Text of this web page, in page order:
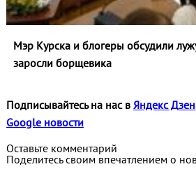
Мэр Курска и блогеры обсудили
заросли борщевика
Подписывайтесь на нас в Яндекс Дзен
Google новости
Оставьте комментарий
Поделитесь своим впечатлением о